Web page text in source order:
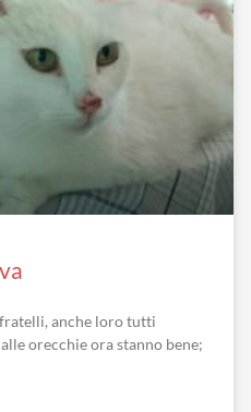
anche loro tutti
orecchie ora stanno bene;